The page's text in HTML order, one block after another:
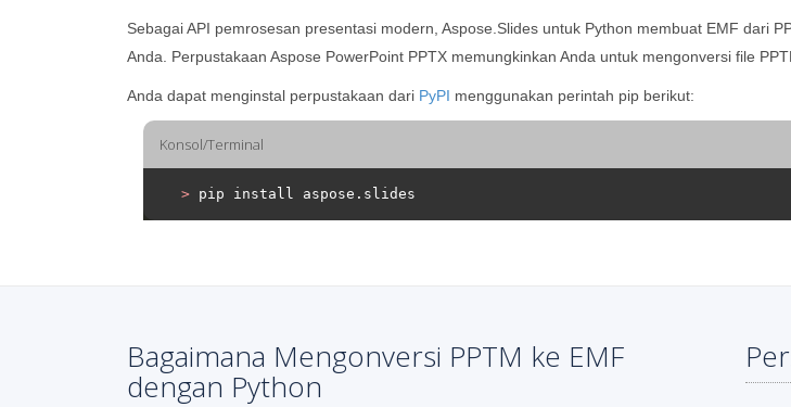
Sebagai API pemrosesan presentasi modern, Aspose.Slides untuk Python membuat EMF dari
Anda. Perpustakaan Aspose PowerPoint PPTX memungkinkan Anda untuk mengonversi file
Anda dapat menginstal perpustakaan dari PyPI menggunakan perintah pip berikut:
Konsol/Terminal
> pip install aspose.slides
Bagaimana Mengonversi PPTM ke EMF
dengan Python